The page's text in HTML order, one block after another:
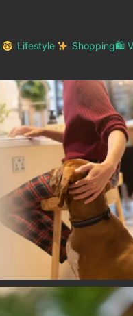
Lifestyle Shopping🛍